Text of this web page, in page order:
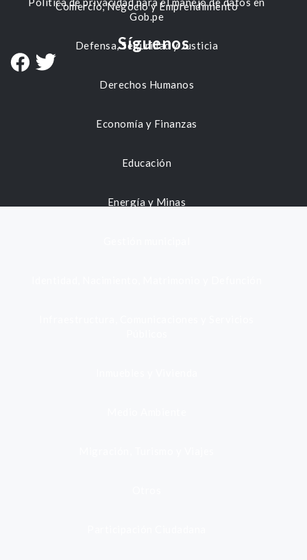
Comercio, Negocio y Emprendimiento
Defensa, Seguridad y Justicia
Derechos Humanos
Economía y Finanzas
Educación
Energía y Minas
Gob.pe
Síguenos